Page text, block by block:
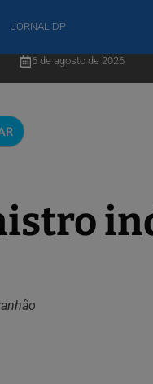
JORNAL DP
Flávio confirma deputado
6 de agosto de 2026